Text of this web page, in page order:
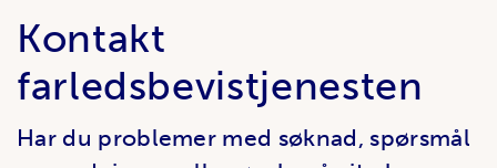
Kontakt
farledsbevistjenesten
Har du problemer med søknad, spørsmål